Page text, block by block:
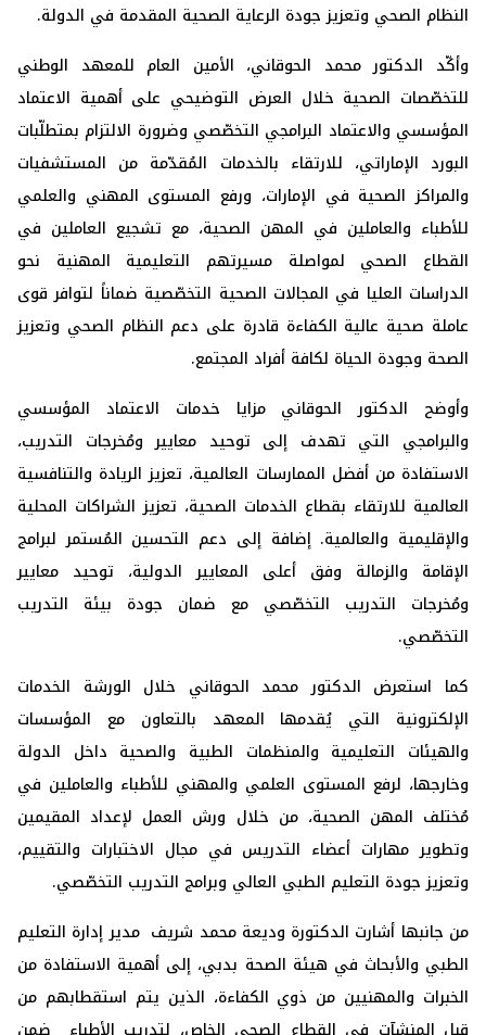
النظام الصحي وتعزيز جودة الرعاية الصحية المقدمة في الدولة.
وأكّد الدكتور محمد الحوقاني، الأمين العام للمعهد الوطني
للتخصّصات الصحية خلال العرض التوضيحي على أهمية الاعتماد
المؤسسي والاعتماد البرامجي التخصّصي وضرورة الالتزام بمتطلّبات
البورد الإماراتي، للارتقاء بالخدمات المُقدّمة من المستشفيات
والمراكز الصحية في الإمارات، ورفع المستوى المهني والعلمي
للأطباء والعاملين في المهن الصحية، مع تشجيع العاملين في
القطاع الصحي لمواصلة مسيرتهم التعليمية المهنية نحو
الدراسات العليا في المجالات الصحية التخصّصية ضماناً لتوافر قوى
عاملة صحية عالية الكفاءة قادرة على دعم النظام الصحي وتعزيز
الصحة وجودة الحياة لكافة أفراد المجتمع.
وأوضح الدكتور الحوقاني مزايا خدمات الاعتماد المؤسسي
والبرامجي التي تهدف إلى توحيد معايير ومُخرجات التدريب،
الاستفادة من أفضل الممارسات العالمية، تعزيز الريادة والتنافسية
العالمية للارتقاء بقطاع الخدمات الصحية، تعزيز الشراكات المحلية
والإقليمية والعالمية. إضافة إلى دعم التحسين المُستمر لبرامج
الإقامة والزمالة وفق أعلى المعايير الدولية، توحيد معايير
ومُخرجات التدريب التخصّصي مع ضمان جودة بيئة التدريب
التخصّصي.
كما استعرض الدكتور محمد الحوقاني خلال الورشة الخدمات
الإلكترونية التي يُقدمها المعهد بالتعاون مع المؤسسات
والهيئات التعليمية والمنظمات الطبية والصحية داخل الدولة
وخارجها، لرفع المستوى العلمي والمهني للأطباء والعاملين في
مُختلف المهن الصحية، من خلال ورش العمل لإعداد المقيمين
وتطوير مهارات أعضاء التدريس في مجال الاختبارات والتقييم،
وتعزيز جودة التعليم الطبي العالي وبرامج التدريب التخصّصي.
من جانبها أشارت الدكتورة وديعة محمد شريف مدير إدارة التعليم
الطبي والأبحاث في هيئة الصحة بدبي، إلى أهمية الاستفادة من
الخبرات والمهنيين من ذوي الكفاءة، الذين يتم استقطابهم من